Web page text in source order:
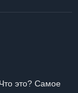
это? Самое